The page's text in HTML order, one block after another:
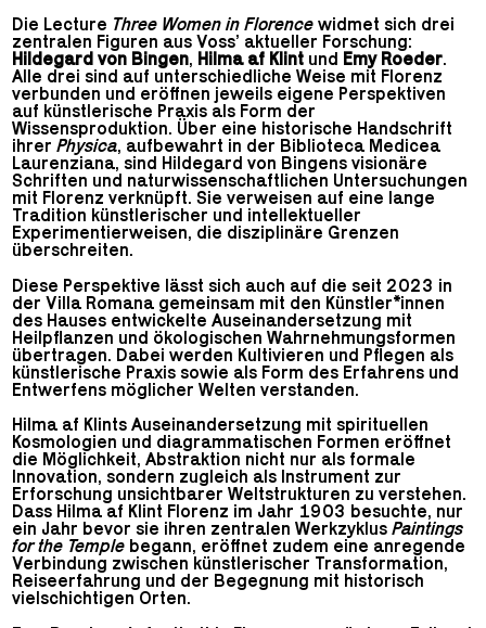
Die Lecture Three Women in Florence widmet sich drei
zentralen Figuren aus Voss’ aktueller Forschung:
Hildegard von Bingen, Hilma af Klint und Emy Roeder.
Alle drei sind auf unterschiedliche Weise mit Florenz
verbunden und eröffnen jeweils eigene Perspektiven
auf künstlerische Praxis als Form der
Wissensproduktion. Über eine historische Handschrift
ihrerPhysica, aufbewahrt in der Biblioteca Medicea
Laurenziana, sind Hildegard von Bingens visionäre
Schriften und naturwissenschaftlichen Untersuchungen
mit Florenz verknüpft. Sie verweisen auf eine lange
Tradition künstlerischer und intellektueller
Experimentierweisen, die disziplinäre Grenzen
überschreiten.
Diese Perspektive lässt sich auch auf die seit 2023 in
der Villa Romana gemeinsam mit den Künstler*innen
des Hauses entwickelte Auseinandersetzung mit
Heilpflanzen und ökologischen Wahrnehmungsformen
übertragen. Dabei werden Kultivieren und Pflegen als
künstlerische Praxis sowie als Form des Erfahrens und
Entwerfens möglicher Welten verstanden.
Hilma af Klints Auseinandersetzung mit spirituellen
Kosmologien und diagrammatischen Formen eröffnet
die Möglichkeit, Abstraktion nicht nur als formale
Innovation, sondern zugleich als Instrument zur
Erforschung unsichtbarer Weltstrukturen zu verstehen.
Dass Hilma af Klint Florenz im Jahr 1903 besuchte, nur
ein Jahr bevor sie ihren zentralen WerkzyklusPaintings
for the Temple begann, eröffnet zudem eine anregende
Verbindung zwischen künstlerischer Transformation,
Reiseerfahrung und der Begegnung mit historisch
vielschichtigen Orten.